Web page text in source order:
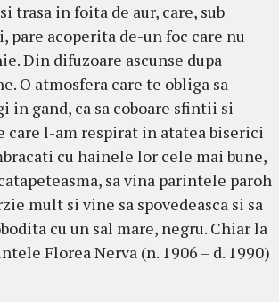
trasa in foita de aur, care, sub
pare acoperita de-un foc care nu
Din difuzoare ascunse dupa
O atmosfera care te obliga sa
in gand, ca sa coboare sfintii si
care l-am respirat in atatea biserici
cu hainele lor cele mai bune,
sa vina parintele paroh
mult si vine sa spovedeasca si sa
cu un sal mare, negru. Chiar la
Florea Nerva (n. 1906 – d. 1990)